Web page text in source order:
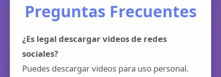
Preguntas Frecuentes
¿Es legal descargar videos de redes
sociales?
Puedes descargar videos para uso personal.